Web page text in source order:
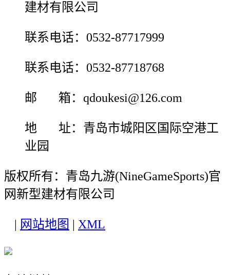
建材有限公司
联系电话：0532-87717999
联系电话：0532-87718768
邮 箱：qdoukesi@126.com
地 址：青岛市城阳区国际空港工
业园
版权所有：青岛九游(NineGameSports)官
网新型建材有限公司
网站地图 XML